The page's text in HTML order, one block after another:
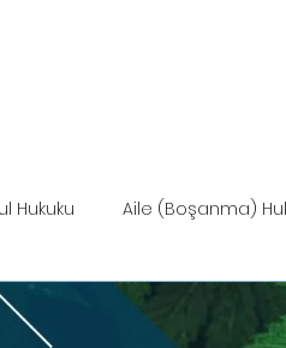
Hukuku Aile (Boşanma)
Miras Hukuku